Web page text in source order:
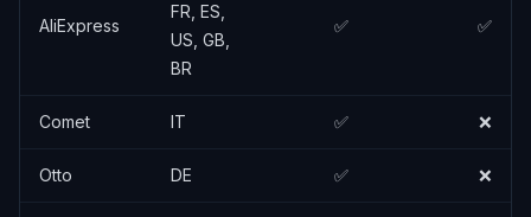
AliExpress
FR, ES,
US, GB,
BR
✅ ✅
Comet IT ✅ ❌
Otto DE ✅ ❌